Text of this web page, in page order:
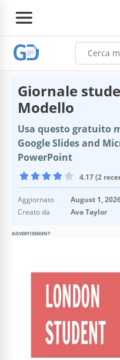
Giornale
Modello
Usa questo gratuito
Google Slides and
PowerPoint
4.17 (2
Aggiornato
August 1,
Creato da
Ava Taylor
ADVERTISEMENT